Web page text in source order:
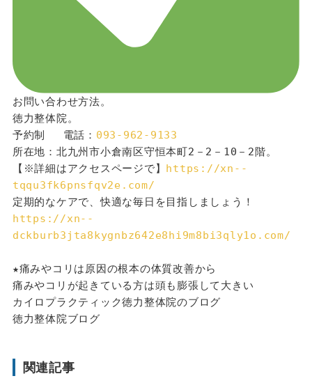
お問い合わせ方法。
徳力整体院。
予約制 　電話： 093-962-9133
所在地：北九州市小倉南区守恒本町2－2－10－2階。
【※詳細はアクセスページで】 https://xn--
tqqu3fk6pnsfqv2e.com/
定期的なケアで、快適な毎日を目指しましょう！
https://xn--
dckburb3jta8kygnbz642e8hi9m8bi3qly1o.com/
★痛みやコリは原因の根本の体質改善から
痛みやコリが起きている方は頭も膨張して大きい
カイロプラクティック徳力整体院のブログ
徳力整体院ブログ
関連記事